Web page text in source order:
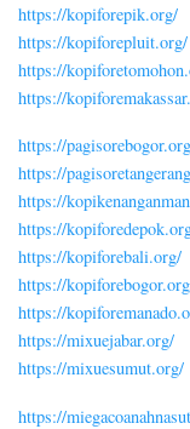
https://kopiforepik.org/
https://kopiforepluit.org/
https://
https://
https://
https://
https://
https://
https://kopiforebali.org/
https://
https://
https://mixuejabar.org/
https://mixuesumut.org/
https://